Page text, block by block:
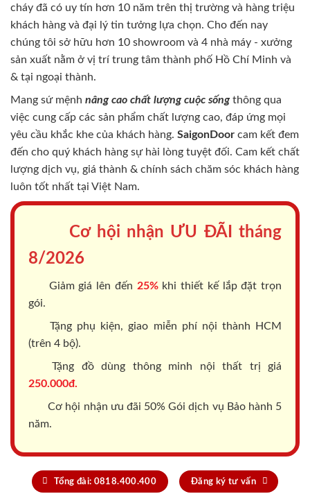
cháy đã có uy tín hơn 10 năm trên thị trường và hàng triệu
khách hàng và đại lý tin tưởng lựa chọn. Cho đến nay
chúng tôi sở hữu hơn 10 showroom và 4 nhà máy - xưởng
sản xuất nằm ở vị trí trung tâm thành phố Hồ Chí Minh và
& tại ngoại thành.
Mang sứ mệnh nâng cao chất lượng cuộc sốngthông qua
việc cung cấp các sản phẩm chất lượng cao, đáp ứng mọi
yêu cầu khắc khe của khách hàng. SaigonDoor cam kết đem
đến cho quý khách hàng sự hài lòng tuyệt đối. Cam kết chất
lượng dịch vụ, giá thành & chính sách chăm sóc khách hàng
luôn tốt nhất tại Việt Nam.
Cơ hội nhận ƯU ĐÃI tháng
8/2026
Giảm giá lên đến 25%khi thiết kế lắp đặt trọn
gói.
Tặng phụ kiện, giao miễn phí nội thành HCM
(trên 4 bộ).
Tặng đồ dùng thông minh nội thất trị giá
250.000đ.
Cơ hội nhận ưu đãi 50% Gói dịch vụ Bảo hành 5
năm.
Tổng đài: 0818.400.400 Đăng ký tư vấn